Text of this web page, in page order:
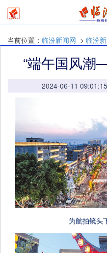
当前位置： 临汾新闻网 > 临汾
“端午国风
2024-06-11
为航拍镜头